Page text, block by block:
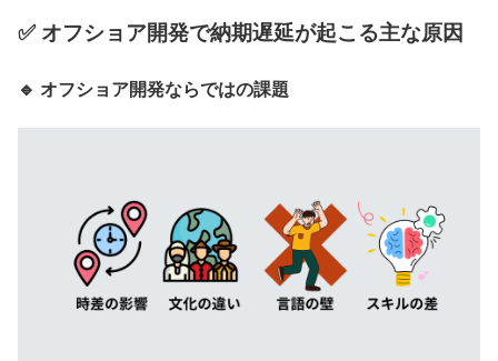
✅ オフショア開発で納期遅延が起こる主な原因
🔹 オフショア開発ならではの課題